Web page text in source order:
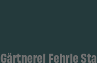
Fehrle